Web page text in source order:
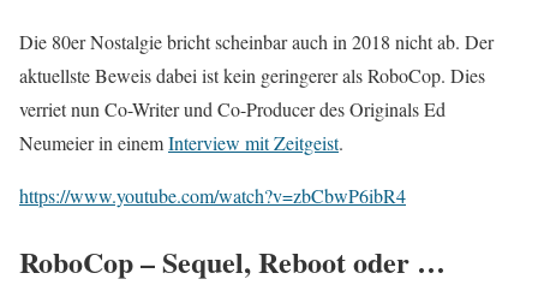
Die 80er Nostalgie bricht scheinbar auch in 2018 nicht ab. Der
aktuellste Beweis dabei ist kein geringerer als RoboCop. Dies
verriet nun Co-Writer und Co-Producer des Originals Ed
Neumeier in einemInterview mit Zeitgeist.
https://www.youtube.com/watch?v=zbCbwP6ibR4
RoboCop – Sequel, Reboot oder …